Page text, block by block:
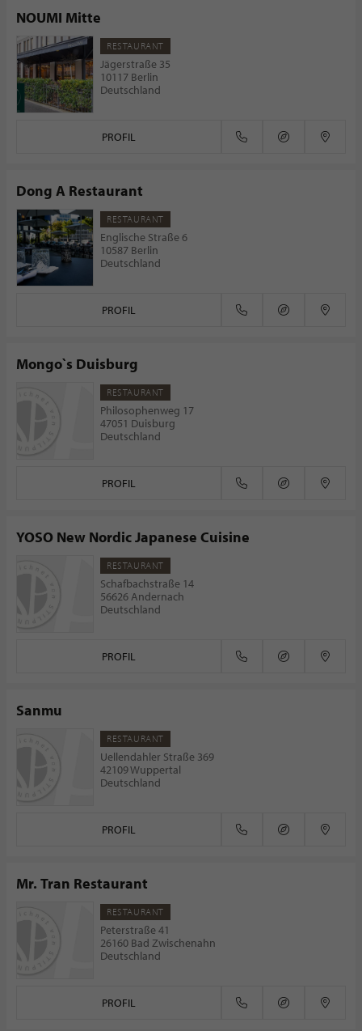
NOUMI Mitte
RESTAURANT
Jägerstraße 35
10117 Berlin
Deutschland
PROFIL
Dong A Restaurant
RESTAURANT
Englische Straße 6
10587 Berlin
Deutschland
PROFIL
Mongo`s Duisburg
RESTAURANT
Philosophenweg 17
47051 Duisburg
Deutschland
PROFIL
YOSO New Nordic Japanese Cuisine
RESTAURANT
Schafbachstraße 14
56626 Andernach
Deutschland
PROFIL
Sanmu
RESTAURANT
Uellendahler Straße 369
42109 Wuppertal
Deutschland
PROFIL
Mr. Tran Restaurant
RESTAURANT
Peterstraße 41
26160 Bad Zwischenahn
Deutschland
PROFIL